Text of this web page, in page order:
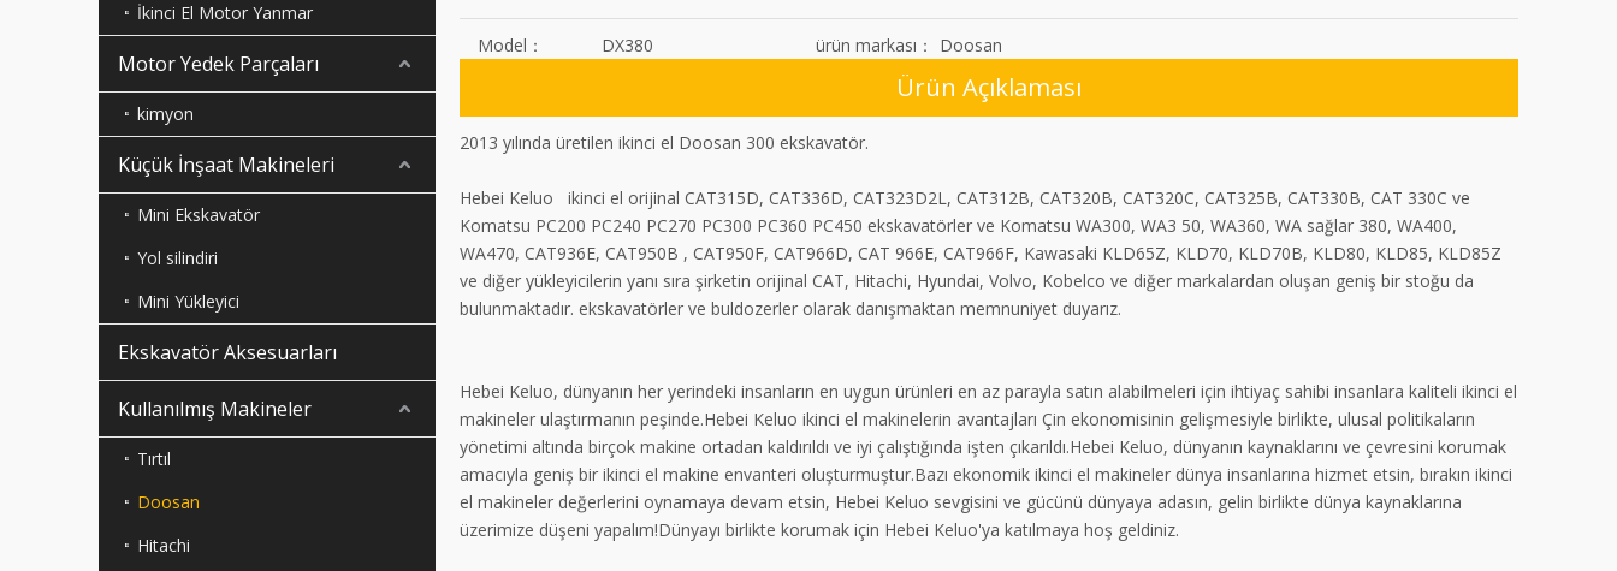
İkinci El Motor Yanmar
Motor Yedek Parçaları
kimyon
Küçük İnşaat Makineleri
Mini Ekskavatör
Yol silindiri
Mini Yükleyici
Ekskavatör Aksesuarları
Kullanılmış Makineler
Tırtıl
Doosan
Hitachi
Model： DX380 ürün markası： Doosan
Ürün Açıklaması
2013 yılında üretilen ikinci el Doosan 300 ekskavatör.
Hebei Keluo ikinci el orijinal CAT315D, CAT336D, CAT323D2L, CAT312B, CAT320B, CAT320C, CAT325B, CAT330B, CAT 330C ve
Komatsu PC200 PC240 PC270 PC300 PC360 PC450 ekskavatörler ve Komatsu WA300, WA3 50, WA360, WA sağlar 380, WA400,
WA470, CAT936E, CAT950B , CAT950F, CAT966D, CAT 966E, CAT966F, Kawasaki KLD65Z, KLD70, KLD70B, KLD80, KLD85, KLD85Z
ve diğer yükleyicilerin yanı sıra şirketin orijinal CAT, Hitachi, Hyundai, Volvo, Kobelco ve diğer markalardan oluşan geniş bir stoğu da
bulunmaktadır. ekskavatörler ve buldozerler olarak danışmaktan memnuniyet duyarız.
Hebei Keluo, dünyanın her yerindeki insanların en uygun ürünleri en az parayla satın alabilmeleri için ihtiyaç sahibi insanlara kaliteli ikinci el
makineler ulaştırmanın peşinde.Hebei Keluo ikinci el makinelerin avantajları Çin ekonomisinin gelişmesiyle birlikte, ulusal politikaların
yönetimi altında birçok makine ortadan kaldırıldı ve iyi çalıştığında işten çıkarıldı.Hebei Keluo, dünyanın kaynaklarını ve çevresini korumak
amacıyla geniş bir ikinci el makine envanteri oluşturmuştur.Bazı ekonomik ikinci el makineler dünya insanlarına hizmet etsin, bırakın ikinci
el makineler değerlerini oynamaya devam etsin, Hebei Keluo sevgisini ve gücünü dünyaya adasın, gelin birlikte dünya kaynaklarına
üzerimize düşeni yapalım!Dünyayı birlikte korumak için Hebei Keluo'ya katılmaya hoş geldiniz.